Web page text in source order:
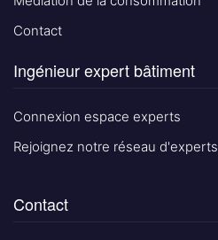
Contact
Ingénieur expert bâtiment
Connexion espace experts
Rejoignez notre réseau d'experts
Contact